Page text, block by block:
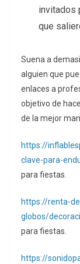
invitados
que
Suena a
alguien que
enlaces a
objetivo de
de la mejor
https://
clave-para-
para fiestas.
https://renta-
globos/
para fiestas.
https://